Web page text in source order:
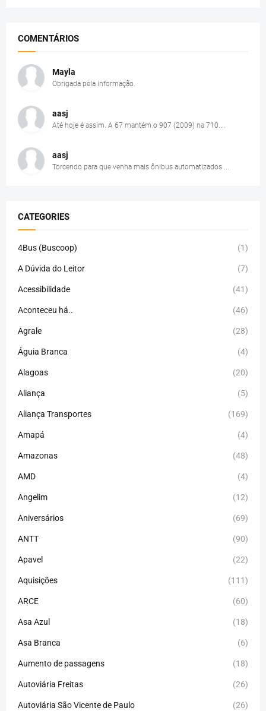
COMENTÁRIOS
Mayla
Obrigada pela informação.
aasj
Até hoje é assim. A 67 mantém o 907 (2009) na 710....
aasj
Torcendo para que venha mais ônibus automatizados ...
CATEGORIES
4Bus (Buscoop) (1)
A Dúvida do Leitor (7)
Acessibilidade (41)
Aconteceu há.. (46)
Agrale (28)
Águia Branca (4)
Alagoas (20)
Aliança (5)
Aliança Transportes (169)
Amapá (4)
Amazonas (48)
AMD (4)
Angelim (12)
Aniversários (69)
ANTT (90)
Apavel (22)
Aquisições (111)
ARCE (60)
Asa Azul (18)
Asa Branca (6)
Aumento de passagens (18)
Autoviária Freitas (26)
Autoviária São Vicente de Paulo (26)